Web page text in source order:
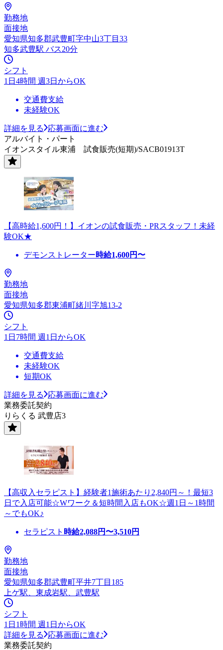
勤務地
面接地
愛知県知多郡武豊町字中山3丁目33
知多武豊駅 バス20分
シフト
1日4時間 週3日からOK
交通費支給
未経験OK
詳細を見る
応募画面に進む
アルバイト・パート
イオンスタイル東浦 試食販売(短期)/SACB01913T
【高時給1,600円！】イオンの試食販売・PRスタッフ！未経
験OK★
デモンストレーター時給1,600円〜
勤務地
面接地
愛知県知多郡東浦町緒川字旭13-2
シフト
1日7時間 週1日からOK
交通費支給
未経験OK
短期OK
詳細を見る
応募画面に進む
業務委託契約
りらくる 武豊店3
【高収入セラピスト】経験者1施術あたり2,840円～！最短3
日で入店可能☆Wワーク＆短時間入店もOK☆週1日～1時間
～でもOK♪
セラピスト 時給2,088円〜3,510円
勤務地
面接地
愛知県知多郡武豊町平井7丁目185
上ゲ駅、東成岩駅、武豊駅
シフト
1日1時間 週1日からOK
詳細を見る
応募画面に進む
業務委託契約